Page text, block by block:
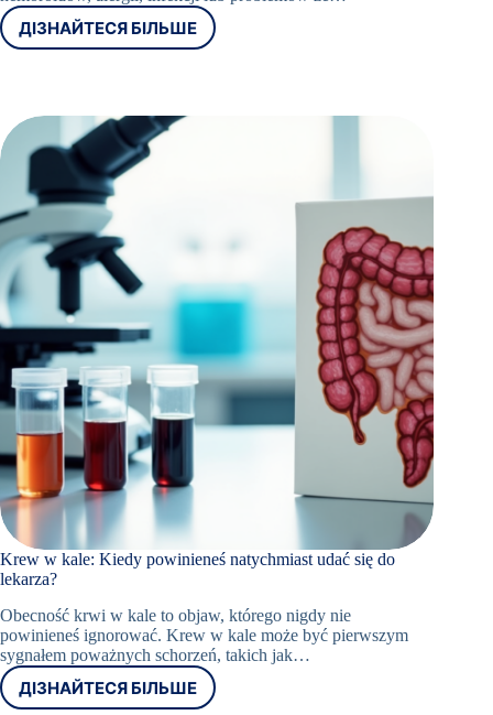
ДІЗНАЙТЕСЯ БІЛЬШЕ
SWĘDZENIE
–
CO
MOŻE
BYĆ
TEGO
POWODEM?
PRZYCZYNY
I
LECZENIE
DOLEGLIWOŚCI
Krew w kale: Kiedy powinieneś natychmiast udać się do
lekarza?
Obecność krwi w kale to objaw, którego nigdy nie
powinieneś ignorować. Krew w kale może być pierwszym
sygnałem poważnych schorzeń, takich jak…
ДІЗНАЙТЕСЯ БІЛЬШЕ
KREW